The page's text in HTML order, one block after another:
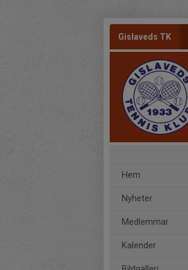
Gislaveds TK
Hem
Nyheter
Medlemmar
Kalender